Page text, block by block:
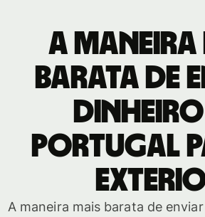
A maneira
barata de
Portugal
A maneira mais barata de